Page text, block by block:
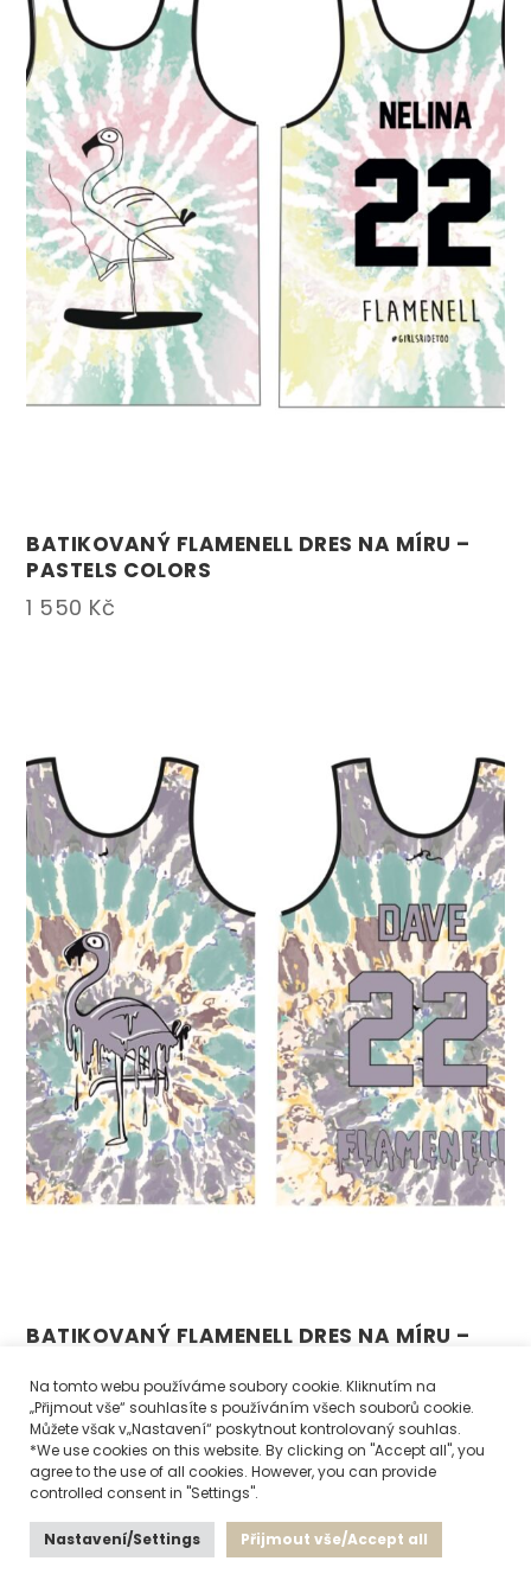
BATIKOVANÝ FLAMENELL DRES NA MÍRU –
PASTELS COLORS
1 550 Kč
BATIKOVANÝ FLAMENELL DRES NA MÍRU –
1 550Kč
Na tomto webu používáme soubory cookie. Kliknutím na
„Přijmout vše“ souhlasíte s používáním všech souborů cookie.
Můžete však v„Nastavení“ poskytnout kontrolovaný souhlas.
*We use cookies on this website. By clicking on "Accept all", you
agree to the use of all cookies. However, you can provide
controlled consent in "Settings".
Nastavení/Settings Přijmout vše/Accept all